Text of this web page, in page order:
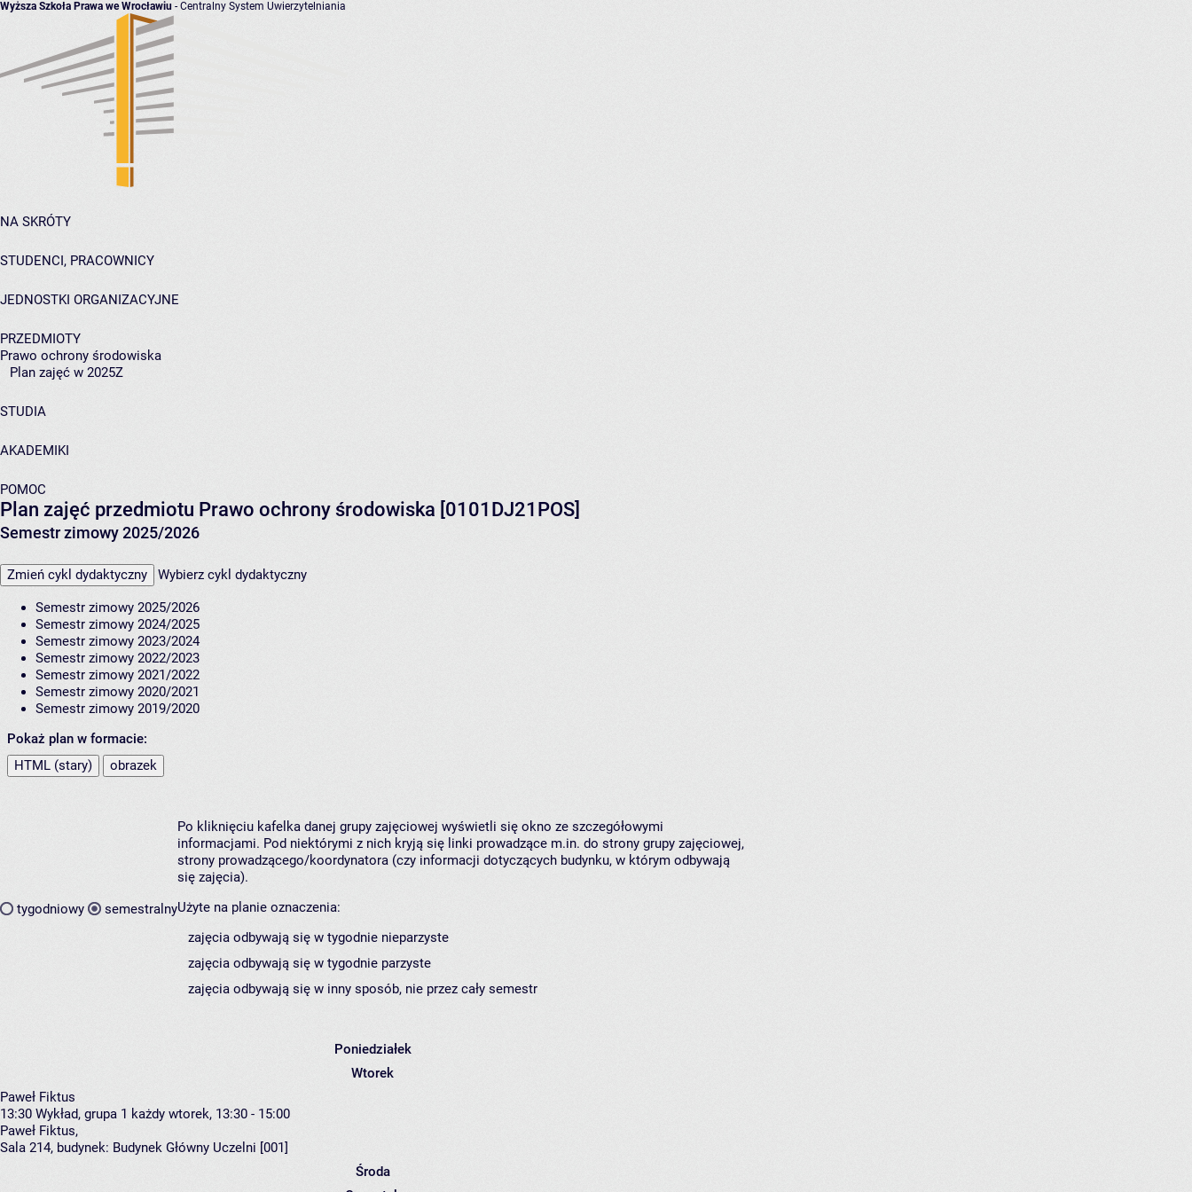
Wyższa Szkoła Prawa we Wrocławiu - Centralny System Uwierzytelniania
NA SKRÓTY
STUDENCI, PRACOWNICY
JEDNOSTKI ORGANIZACYJNE
PRZEDMIOTY
Prawo ochrony środowiska
Plan zajęć w 2025Z
STUDIA
AKADEMIKI
POMOC
Plan zajęć przedmiotu Prawo ochrony środowiska [0101DJ21POS]
Semestr zimowy 2025/2026
Zmień cykl dydaktyczny Wybierz cykl dydaktyczny
Semestr zimowy 2025/2026
Semestr zimowy 2024/2025
Semestr zimowy 2023/2024
Semestr zimowy 2022/2023
Semestr zimowy 2021/2022
Semestr zimowy 2020/2021
Semestr zimowy 2019/2020
Pokaż plan w formacie:
HTML (stary)
obrazek
tygodniowy semestralny
Po kliknięciu kafelka danej grupy zajęciowej wyświetli się okno ze szczegółowymi
informacjami. Pod niektórymi z nich kryją się linki prowadzące m.in. do strony grupy zajęciowej,
strony prowadzącego/koordynatora (czy informacji dotyczących budynku, w którym odbywają
się zajęcia).
Użyte na planie oznaczenia:
zajęcia odbywają się w tygodnie nieparzyste
zajęcia odbywają się w tygodnie parzyste
zajęcia odbywają się w inny sposób, nie przez cały semestr
Poniedziałek
Wtorek
Paweł Fiktus
13:30 Wykład, grupa 1 każdy wtorek, 13:30 - 15:00
Paweł Fiktus,
Sala 214, budynek: Budynek Główny Uczelni [001]
Środa